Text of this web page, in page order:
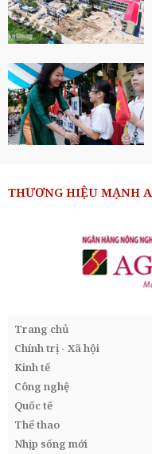
THƯƠNG HIỆU MẠNH
Trang chủ
Chính trị - Xã hội
Kinh tế
Công nghệ
Quốc tế
Thể thao
Nhịp sống mới